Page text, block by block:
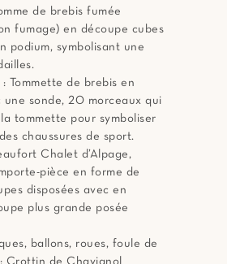
de brebis fumée
fumage) en découpe cubes
podium, symbolisant une
: Tommette de brebis en
une sonde, 20 morceaux qui
tommette pour symboliser
chaussures de sport.
Chalet d’Alpage,
pièce en forme de
disposées avec en
plus grande posée
ballons, roues, foule de
Crottin de Chavignol